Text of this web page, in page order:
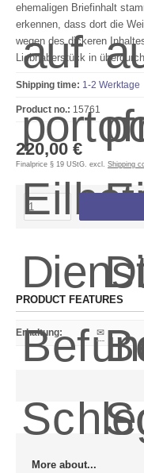
ehemaligen Briefinhalt
erkennen, dass dort die
wegen des dickeren
Liebhaberstück in
Shipping time: 1-2 Werktage
Product no.: 15761
220,00 €
Finalprice § 19 UStG. excl. Shipping
PRODUCT FEATURES
Erhaltung: ✉
More about...